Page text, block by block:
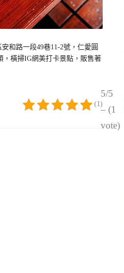
和路一段49巷11-2號，仁愛圓
，橫掃IG網美打卡景點，販售著
5/5
– (1
vote)
(1)